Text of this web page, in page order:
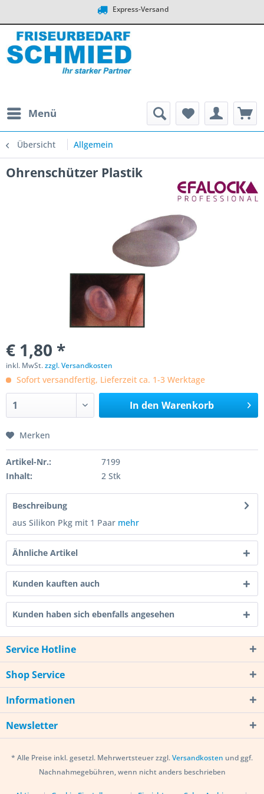
Express-Versand
Menü
Übersicht Allgemein
Ohrenschützer Plastik
€ 1,80 *
inkl. MwSt.zzgl. Versandkosten
Sofort versandfertig, Lieferzeit ca. 1-3 Werktage
In den Warenkorb
Merken
Artikel-Nr.:
7199
Inhalt:
2 Stk
Beschreibung
aus Silikon Pkg mit 1 Paar mehr
Ähnliche Artikel
Kunden kauften auch
Kunden haben sich ebenfalls angesehen
Service Hotline
Shop Service
Informationen
Newsletter
* Alle Preise inkl. gesetzl. Mehrwertsteuer zzgl.Versandkosten und ggf.
Nachnahmegebühren, wenn nicht anders beschrieben